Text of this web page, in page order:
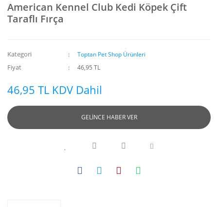
American Kennel Club Kedi Köpek Çift
Taraflı Fırça
Kategori Toptan Pet Shop Ürünleri
Fiyat 46,95 TL
46,95 TL KDV Dahil
GELİNCE HABER VER